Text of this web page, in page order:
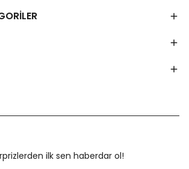
ilk sen haberdar ol!